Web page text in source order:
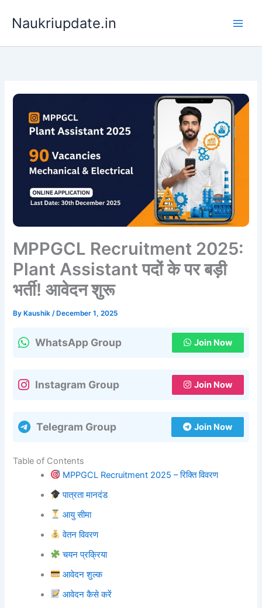
Naukriupdate.in
MPPGCL Recruitment 2025:
Plant Assistant पदों के पर बड़ी
भर्ती! आवेदन शुरू
By Kaushik/ December 1, 2025
WhatsApp Group Join Now
Instagram Group Join Now
Telegram Group Join Now
Table of Contents
MPPGCL Recruitment 2025 – रिक्ति विवरण
पात्रता मानदंड
आयु सीमा
वेतन विवरण
चयन प्रक्रिया
आवेदन शुल्क
आवेदन कैसे करें